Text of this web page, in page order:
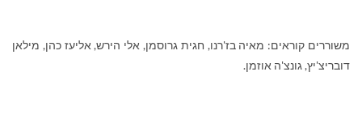
משוררים קוראים: מאיה בז'רנו, חגית גרוסמן, אלי הירש, אליעז כהן, מילאן
דובריצ'יץ, גונצ'ה אוזמן.